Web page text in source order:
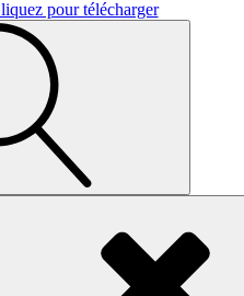
pour télécharger